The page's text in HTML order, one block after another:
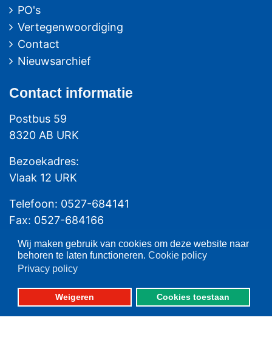
Wij maken gebruik van cookies om deze website naar
behoren te laten functioneren. Cookie policy
Privacy policy
Weigeren Cookies toestaan
PO's
Vertegenwoordiging
Contact
Nieuwsarchief
Contact informatie
Postbus 59
8320 AB URK
Bezoekadres:
Vlaak 12 URK
Telefoon: 0527-684141
Fax: 0527-684166